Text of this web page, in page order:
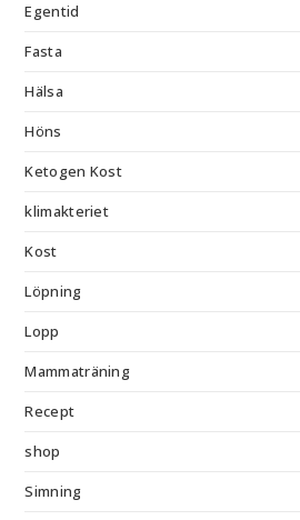
Egentid
Fasta
Hälsa
Höns
Ketogen Kost
klimakteriet
Kost
Löpning
Lopp
Mammaträning
Recept
shop
Simning